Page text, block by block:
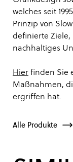
welches seit
Prinzip von
definierte
nachhaltiges
Hierfinden Sie
Maßnahmen,
ergriffen hat.
Alle Produkte